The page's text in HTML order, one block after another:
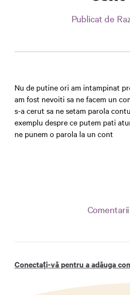
Publicat de
Nu de putine ori am intampinat
am fost nevoiti sa ne facem un
s-a cerut sa ne setam parola
exemplu despre ce putem pati
ne punem o parola la un cont
Comentarii
Conectați-vă pentru a adăuga